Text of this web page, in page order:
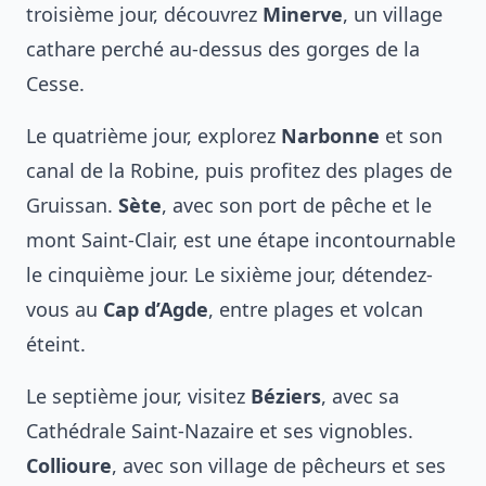
troisième jour, découvrez Minerve, un village
cathare perché au-dessus des gorges de la
Cesse.
Le quatrième jour, explorez Narbonne et son
canal de la Robine, puis profitez des plages de
Gruissan. Sète, avec son port de pêche et le
mont Saint-Clair, est une étape incontournable
le cinquième jour. Le sixième jour, détendez-
vous au Cap d’Agde, entre plages et volcan
éteint.
Le septième jour, visitez Béziers, avec sa
Cathédrale Saint-Nazaire et ses vignobles.
Collioure, avec son village de pêcheurs et ses